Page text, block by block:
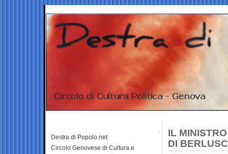
IL
DI
Destra di Popolo.net
Circolo Genovese di Cultura e